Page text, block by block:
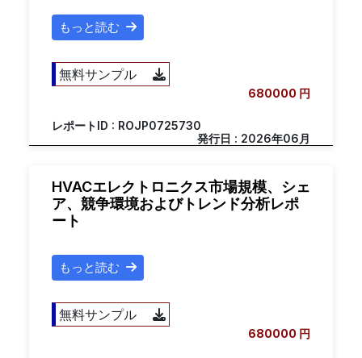
もっと読む
無料サンプル
680000 円
レポートID : ROJP0725730
発行日 : 2026年06月
HVACエレクトロニクス市場規模、シェ
ア、競争環境およびトレンド分析レポ
ート
もっと読む
無料サンプル
680000 円